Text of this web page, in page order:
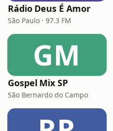
Rádio Deus É Amor
São Paulo · 97.3 FM
GM
Gospel Mix SP
São Bernardo do Campo